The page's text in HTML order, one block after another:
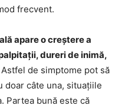
frecvent.
apare o creștere a
dureri de inimă,
Astfel de simptome pot să
doar câte una, situațiile
Partea bună este că